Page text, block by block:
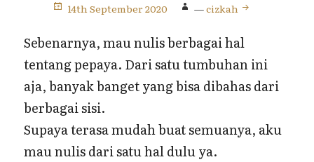
14th September 2020 —cizkah
Sebenarnya, mau nulis berbagai hal
tentang pepaya. Dari satu tumbuhan ini
aja, banyak banget yang bisa dibahas dari
berbagai sisi.
Supaya terasa mudah buat semuanya, aku
mau nulis dari satu hal dulu ya.